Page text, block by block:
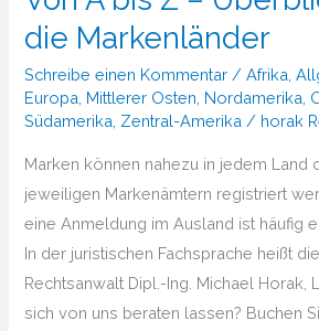
die Markenländer
Schreibe einen Kommentar /Afrika ,
Europa Mittlerer Osten Nordamerika
Südamerika Zentral-Amerika / horak
Marken können nahezu in jedem Land
jeweiligen Markenämtern registriert
eine Anmeldung im Ausland ist häufig
In der juristischen Fachsprache heißt
Rechtsanwalt Dipl.-Ing. Michael Horak,
sich von uns beraten lassen? Buchen